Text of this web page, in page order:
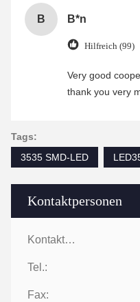
Kontaktpersonen
Kontaktpersonen:
Tel.:
Fax:
B B*n
Hilfreich (99)
Very good
thank you very
Tags:
3535 SMD-LED